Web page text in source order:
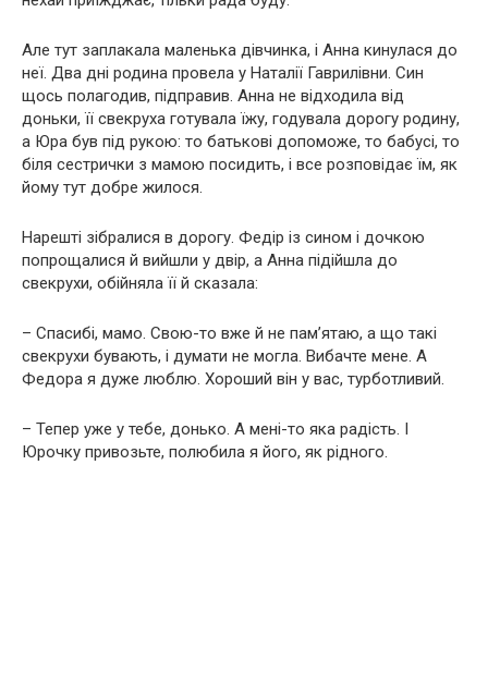
Але тут заплакала маленька дівчинка, і Анна кинулася до
неї. Два дні родина провела у Наталії Гаврилівни. Син
щось полагодив, підправив. Анна не відходила від
доньки, її свекруха готувала їжу, годувала дорогу родину,
а Юра був під рукою: то батькові допоможе, то бабусі, то
біля сестрички з мамою посидить, і все розповідає їм, як
йому тут добре жилося.
Нарешті зібралися в дорогу. Федір із сином і дочкою
попрощалися й вийшли у двір, а Анна підійшла до
свекрухи, обійняла її й сказала:
– Спасибі, мамо. Свою-то вже й не пам’ятаю, а що такі
свекрухи бувають, і думати не могла. Вибачте мене. А
Федора я дуже люблю. Хороший він у вас, турботливий.
– Тепер уже у тебе, донько. А мені-то яка радість. І
Юрочку привозьте, полюбила я його, як рідного.